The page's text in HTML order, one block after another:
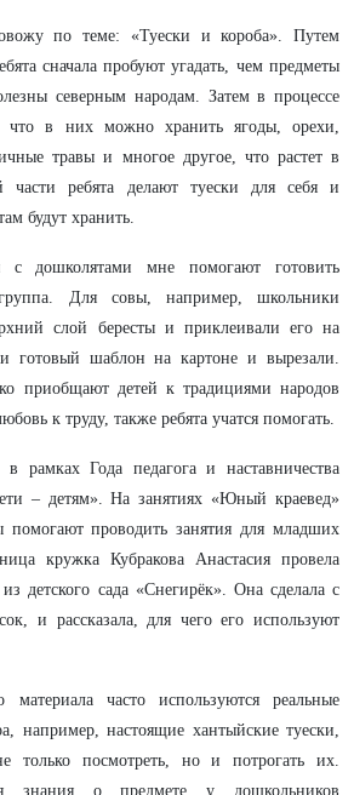
по теме: «Туески и короба». Путем
сначала пробуют угадать, чем предметы
северным народам. Затем в процессе
что в них можно хранить ягоды, орехи,
травы и многое другое, что растет в
части ребята делают туески для себя и
будут хранить.
с дошколятами мне помогают готовить
Для совы, например, школьники
слой бересты и приклеивали его на
готовый шаблон на картоне и вырезали.
приобщают детей к традициями народов
к труду, также ребята учатся помогать.
рамках Года педагога и наставничества
– детям». На занятиях «Юный краевед»
помогают проводить занятия для младших
кружка Кубракова Анастасия провела
из детского сада «Снегирёк». Она сделала с
и рассказала, для чего его используют
материала часто используются реальные
например, настоящие хантыйские туески,
только посмотреть, но и потрогать их.
знания о предмете у дошкольников